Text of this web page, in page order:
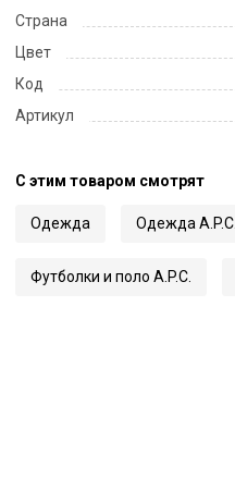
Страна
Цвет
Код
Артикул
С этим товаром смотрят
Одежда Одежда A.P.C.
Футболки и поло A.P.C.